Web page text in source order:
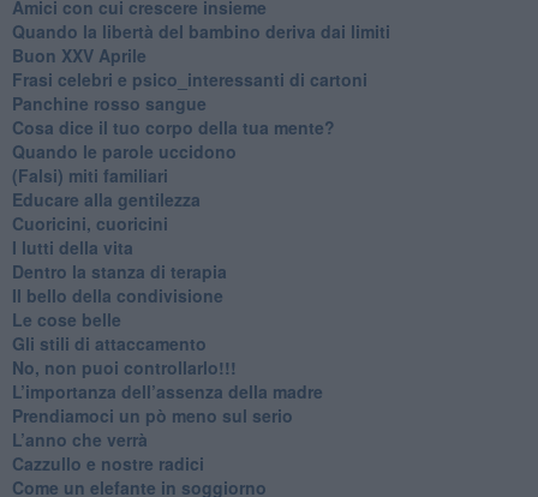
​Amici con cui crescere insieme
​Quando la libertà del bambino deriva dai limiti
Buon XXV Aprile
​Frasi celebri e psico_interessanti di cartoni
​Panchine rosso sangue
​Cosa dice il tuo corpo della tua mente?
​Quando le parole uccidono
​(Falsi) miti familiari
​Educare alla gentilezza
​Cuoricini, cuoricini
I lutti della vita
​Dentro la stanza di terapia
​Il bello della condivisione
Le cose belle
​Gli stili di attaccamento
No, non puoi controllarlo!!!
​L’importanza dell’assenza della madre
​Prendiamoci un pò meno sul serio
​L’anno che verrà
​Cazzullo e nostre radici
​Come un elefante in soggiorno